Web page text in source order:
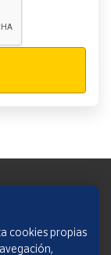
cookies propias